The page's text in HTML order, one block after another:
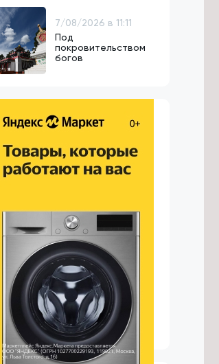
7/08/2026 в 11:11
Под
покровительством
богов